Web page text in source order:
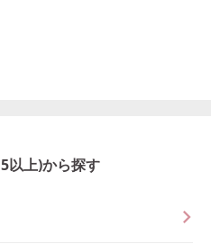
以上)から探す